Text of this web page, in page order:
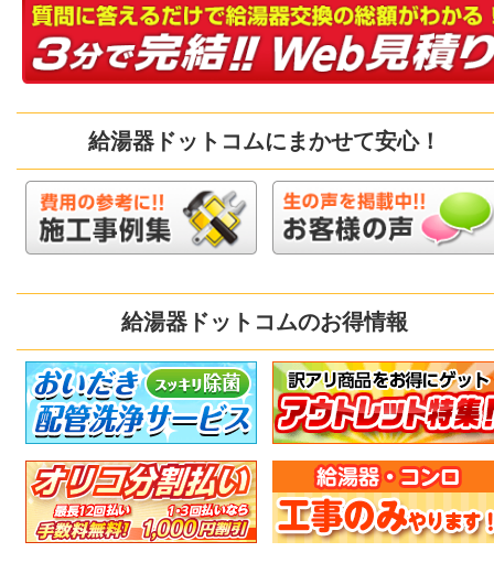
給湯器ドットコムにまかせて安心！
給湯器ドットコムのお得情報